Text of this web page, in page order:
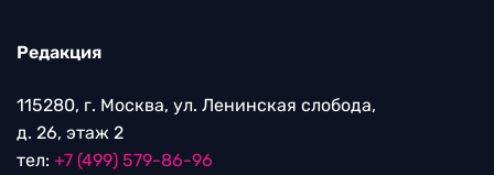
Редакция
115280, г. Москва, ул. Ленинская слобода,
д. 26, этаж 2
тел: +7 (499) 579-86-96